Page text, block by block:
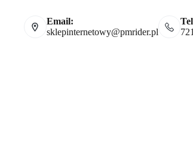
Email:
sklepinternetowy@pmrider.pl